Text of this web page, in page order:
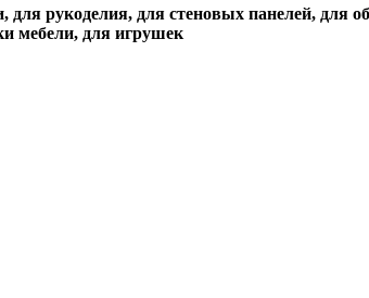
рукоделия, для стеновых панелей, для
мебели, для игрушек